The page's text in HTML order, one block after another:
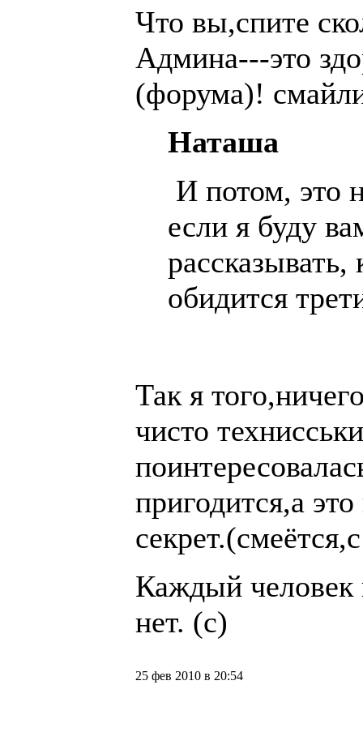
Что вы,спите
Админа---это
(форума)!
Наташа
И потом, это
если я буду
рассказывать,
обидится
Так я
чисто технисськи
пригодится,а
Каждый
нет. (с)
25 фев 2010 в 20:54